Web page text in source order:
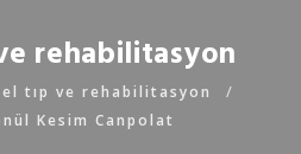
rehabilitasyon
tıp ve rehabilitasyon
Kesim Canpolat